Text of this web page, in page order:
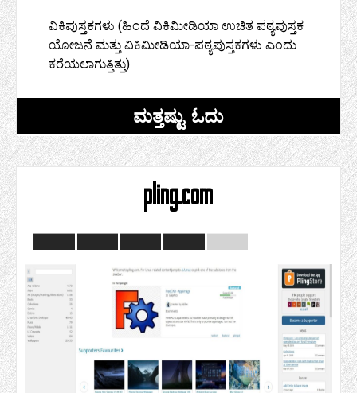
ವಿಕಿಪುಸ್ತಕಗಳು (ಹಿಂದೆ ವಿಕಿಮೀಡಿಯಾ ಉಚಿತ ಪಠ್ಯಪುಸ್ತಕ
ಯೋಜನೆ ಮತ್ತು ವಿಕಿಮೀಡಿಯಾ-ಪಠ್ಯಪುಸ್ತಕಗಳು ಎಂದು
ಕರೆಯಲಾಗುತ್ತಿತ್ತು)
ಮತ್ತಷ್ಟು ಓದು
pling.com